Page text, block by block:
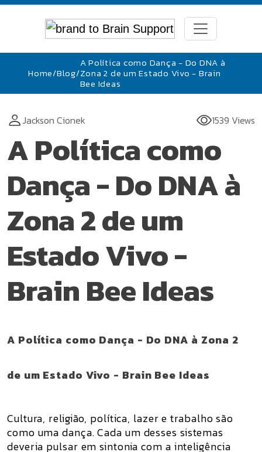
Home/Blog/
A Política como Dança - Do DNA à
Zona 2 de um Estado Vivo - Brain
Bee Ideas
Jackson Cionek 1539 Views
A Política como
Dança - Do DNA à
Zona 2 de um
Estado Vivo -
Brain Bee Ideas
A Política como Dança - Do DNA à Zona 2
de um Estado Vivo - Brain Bee Ideas
Cultura, religião, política, lazer e trabalho são
como uma dança. Cada um desses sistemas
deveria pulsar em sintonia com a inteligência